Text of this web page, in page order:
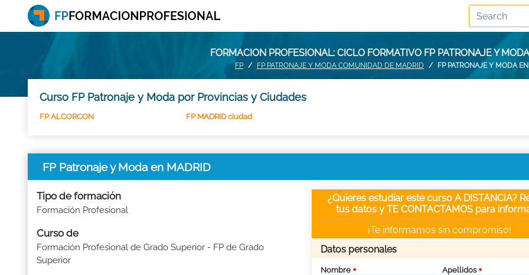
FORMACION PROFESIONAL: CICLO FORMATIVO FP PATRONAJE Y
FP FP PATRONAJE Y MODA COMUNIDAD DE MADRID FP PATRONAJE Y MODA
Curso FP Patronaje y Moda por Provincias y Ciudades
FP ALCORCON FP MADRID ciudad
FP Patronaje y Moda en MADRID
Tipo de formación
Formación Profesional
Curso de
Formación Profesional de Grado Superior - FP de Grado
Superior
¿Quieres estudiar este curso A DISTANCIA?
tus datos y TE CONTACTAMOS para
¡Te informamos sin compromiso!
Datos personales
Nombre Apellidos